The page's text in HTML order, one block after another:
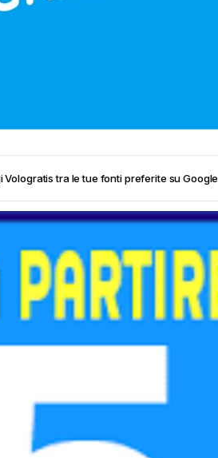
Vologratis tra le tue fonti preferite su Google